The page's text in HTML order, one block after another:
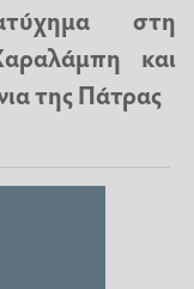
στη
και
της Πάτρας